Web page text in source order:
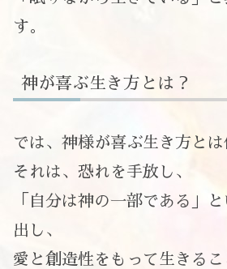
す。
神が喜ぶ生き方とは？
では、神様が喜ぶ生き方とは
それは、恐れを手放し、
「自分は神の一部である」
出し、
愛と創造性をもって生きるこ